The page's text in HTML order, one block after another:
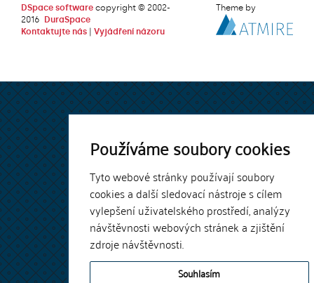
Používáme soubory cookies
Tyto webové stránky používají soubory
cookies a další sledovací nástroje s cílem
vylepšení uživatelského prostředí, analýzy
návštěvnosti webových stránek a zjištění
zdroje návštěvnosti.
Souhlasím
DSpace software copyright © 2002-
2016
DuraSpace
Kontaktujte nás
Vyjádření názoru
Theme by